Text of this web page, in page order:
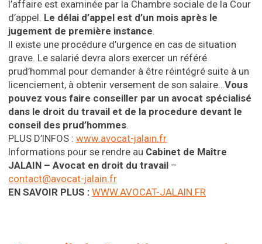
l’affaire est examinée par la Chambre sociale de la Cour
d’appel. Le délai d’appel est d’un mois après le
jugement de première instance.
Il existe une procédure d’urgence en cas de situation
grave. Le salarié devra alors exercer un référé
prud’hommal pour demander à être réintégré suite à un
licenciement, à obtenir versement de son salaire…Vous
pouvez vous faire conseiller par un avocat spécialisé
dans le droit du travail et de la procedure devant le
conseil des prud’hommes.
PLUS D’INFOS : www.avocat-jalain.fr
Informations pour se rendre au Cabinet de Maître
JALAIN – Avocat en droit du travail –
contact@avocat-jalain.fr
EN SAVOIR PLUS : WWW.AVOCAT-JALAIN.FR